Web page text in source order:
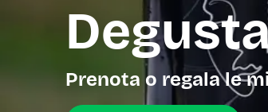
Prenota o regala le